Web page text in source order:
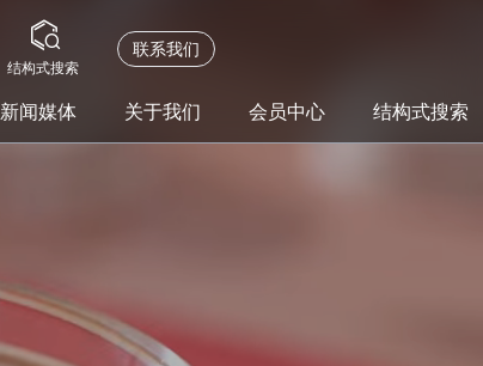
结构式搜索
联系我们
新闻媒体 关于我们 会员中心 结构式搜索